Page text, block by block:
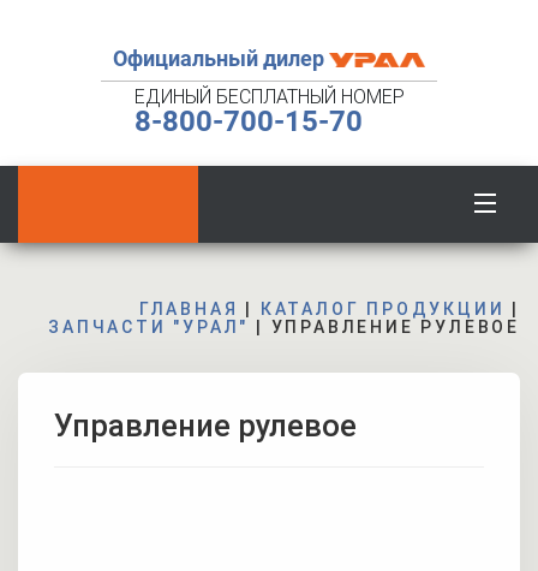
Официальный дилер
ЕДИНЫЙ БЕСПЛАТНЫЙ НОМЕР
8-800-700-15-70
ГЛАВНАЯ КАТАЛОГ ПРОДУКЦИИ
ЗАПЧАСТИ "УРАЛ"
УПРАВЛЕНИЕ РУЛЕВОЕ
Управление рулевое